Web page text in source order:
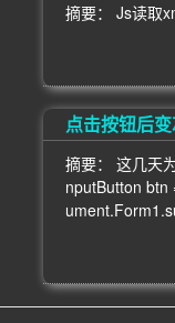
摘要： Js读取
点击按钮后
摘要： 这几天
nputButton btn